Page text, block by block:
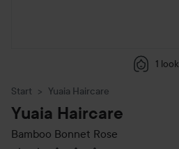
1 look
Start Yuaia Haircare
Yuaia Haircare
Bamboo Bonnet Rose